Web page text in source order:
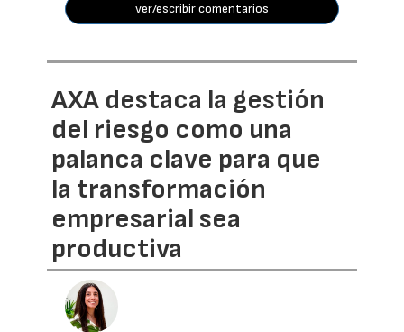
ver/escribir comentarios
AXA destaca la gestión
del riesgo como una
palanca clave para que
la transformación
empresarial sea
productiva